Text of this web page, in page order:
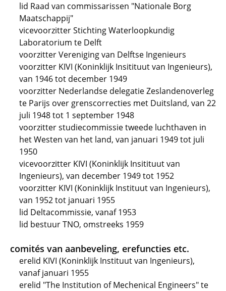
lid Raad van commissarissen "Nationale Borg
Maatschappij"
vicevoorzitter Stichting Waterloopkundig
Laboratorium te Delft
voorzitter Vereniging van Delftse Ingenieurs
voorzitter KIVI (Koninklijk Insitituut van Ingenieurs),
van 1946 tot december 1949
voorzitter Nederlandse delegatie Zeslandenoverleg
te Parijs over grenscorrecties met Duitsland, van 22
juli 1948 tot 1 september 1948
voorzitter studiecommissie tweede luchthaven in
het Westen van het land, van januari 1949 tot juli
1950
vicevoorzitter KIVI (Koninklijk Insitituut van
Ingenieurs), van december 1949 tot 1952
voorzitter KIVI (Koninklijk Instituut van Ingenieurs),
van 1952 tot januari 1955
lid Deltacommissie, vanaf 1953
lid bestuur TNO, omstreeks 1959
comités van aanbeveling, erefuncties etc.
erelid KIVI (Koninklijk Instituut van Ingenieurs),
vanaf januari 1955
erelid "The Institution of Mechenical Engineers" te